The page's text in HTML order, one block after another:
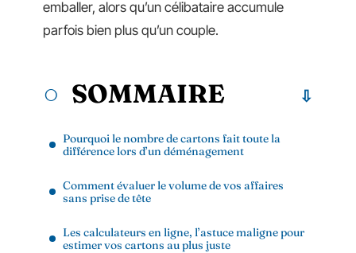
emballer, alors qu’un célibataire accumule
parfois bien plus qu’un couple.
SOMMAIRE
Pourquoi le nombre de cartons fait toute la
différence lors d’un déménagement
Comment évaluer le volume de vos affaires
sans prise de tête
Les calculateurs en ligne, l’astuce maligne pour
estimer vos cartons au plus juste